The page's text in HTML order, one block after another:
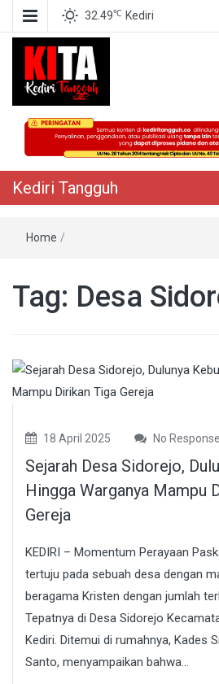
32.49℃ Kediri
Kediri
Berita Akurat Terpercaya
Kediri Tangguh
Home /
Tag: Desa
18 April 2025 No
Sejarah Desa Sidorejo,
Hingga Warganya Mampu
Gereja
KEDIRI – Momentum Perayaan
tertuju pada sebuah desa dengan
beragama Kristen dengan jumlah
Tepatnya di Desa Sidorejo
Kediri. Ditemui di rumahnya, Kades
Santo, menyampaikan bahwa...